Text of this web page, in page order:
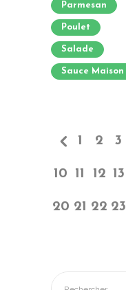
Parmesan
Poulet
Salade
Sauce Maison
1 2 3
10 11 12 13
20 21 22 23